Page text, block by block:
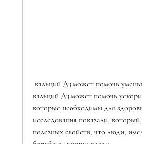
кальций Д3 может помочь
которые необходимы для
исследования показали,
полезных свойств, что люди,